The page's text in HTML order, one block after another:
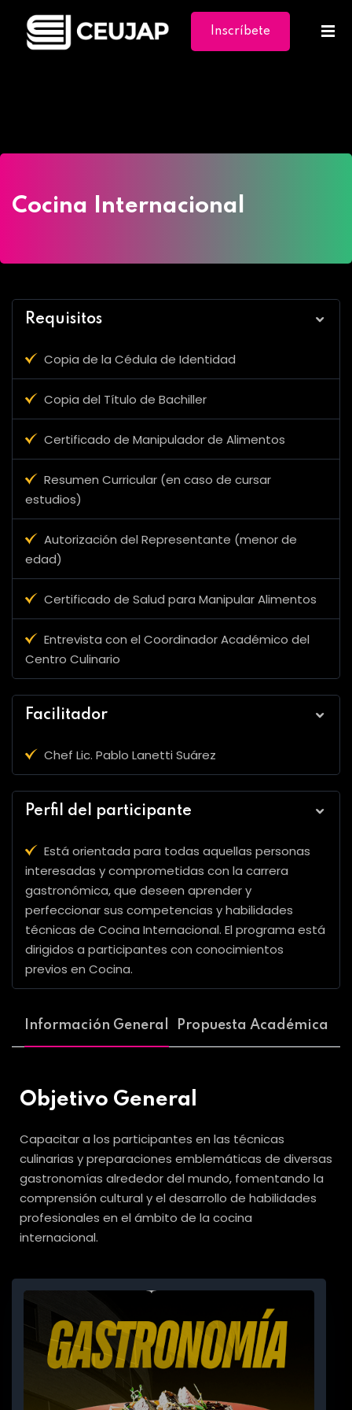
Inscríbete
Cocina Internacional
Requisitos
Copia de la Cédula de Identidad
Copia del Título de Bachiller
Certificado de Manipulador de Alimentos
Resumen Curricular (en caso de cursar
estudios)
Autorización del Representante (menor de
edad)
Certificado de Salud para Manipular Alimentos
Entrevista con el Coordinador Académico del
Centro Culinario
Facilitador
Chef Lic. Pablo Lanetti Suárez
Perfil del participante
Está orientada para todas aquellas personas
interesadas y comprometidas con la carrera
gastronómica, que deseen aprender y
perfeccionar sus competencias y habilidades
técnicas de Cocina Internacional. El programa está
dirigidos a participantes con conocimientos
previos en Cocina.
Información General Propuesta Académica
Objetivo General
Capacitar a los participantes en las técnicas
culinarias y preparaciones emblemáticas de diversas
gastronomías alrededor del mundo, fomentando la
comprensión cultural y el desarrollo de habilidades
profesionales en el ámbito de la cocina
internacional.